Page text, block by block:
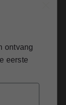
in je
ontvang
eerste